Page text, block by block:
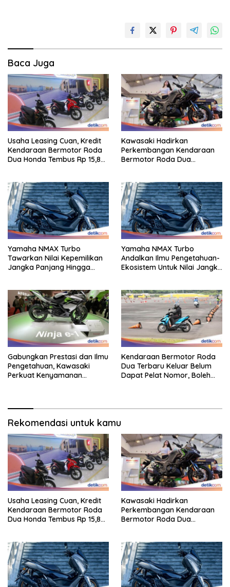
Baca Juga
Usaha Leasing Cuan, Kredit
Kendaraan Bermotor Roda
Dua Honda Tembus Rp 15,8
Kawasaki Hadirkan
Perkembangan Kendaraan
Bermotor Roda Dua
Yamaha NMAX Turbo
Tawarkan Nilai Kepemilikan
Jangka Panjang Hingga
Yamaha NMAX Turbo
Andalkan Ilmu Pengetahuan-
Ekosistem Untuk Nilai Jangka
Gabungkan Prestasi dan Ilmu
Pengetahuan, Kawasaki
Perkuat Kenyamanan
Kendaraan Bermotor Roda
Dua Terbaru Keluar Belum
Dapat Pelat Nomor, Boleh
Rekomendasi untuk kamu
Usaha Leasing Cuan, Kredit
Kendaraan Bermotor Roda
Dua Honda Tembus Rp 15,8
Kawasaki Hadirkan
Perkembangan Kendaraan
Bermotor Roda Dua